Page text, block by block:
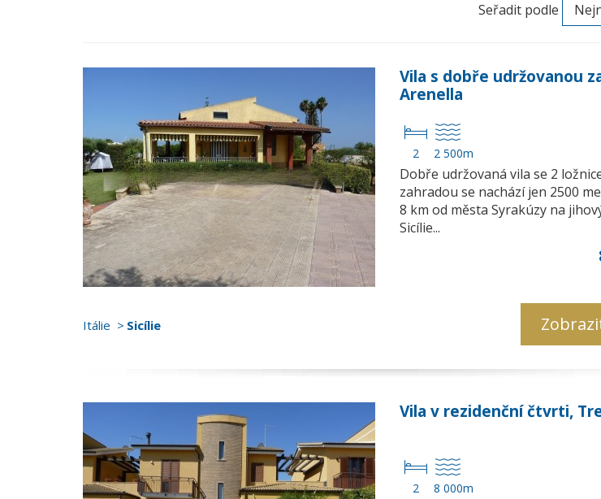
Seřadit podle
Vila s dobře udržovanou
Arenella
2 2 500m
Dobře udržovaná vila se 2
zahradou se nachází jen 2500
8 km od města Syrakúzy na
Sicílie...
Itálie Sicílie
Vila v rezidenční čtvrti,
2 8 000m